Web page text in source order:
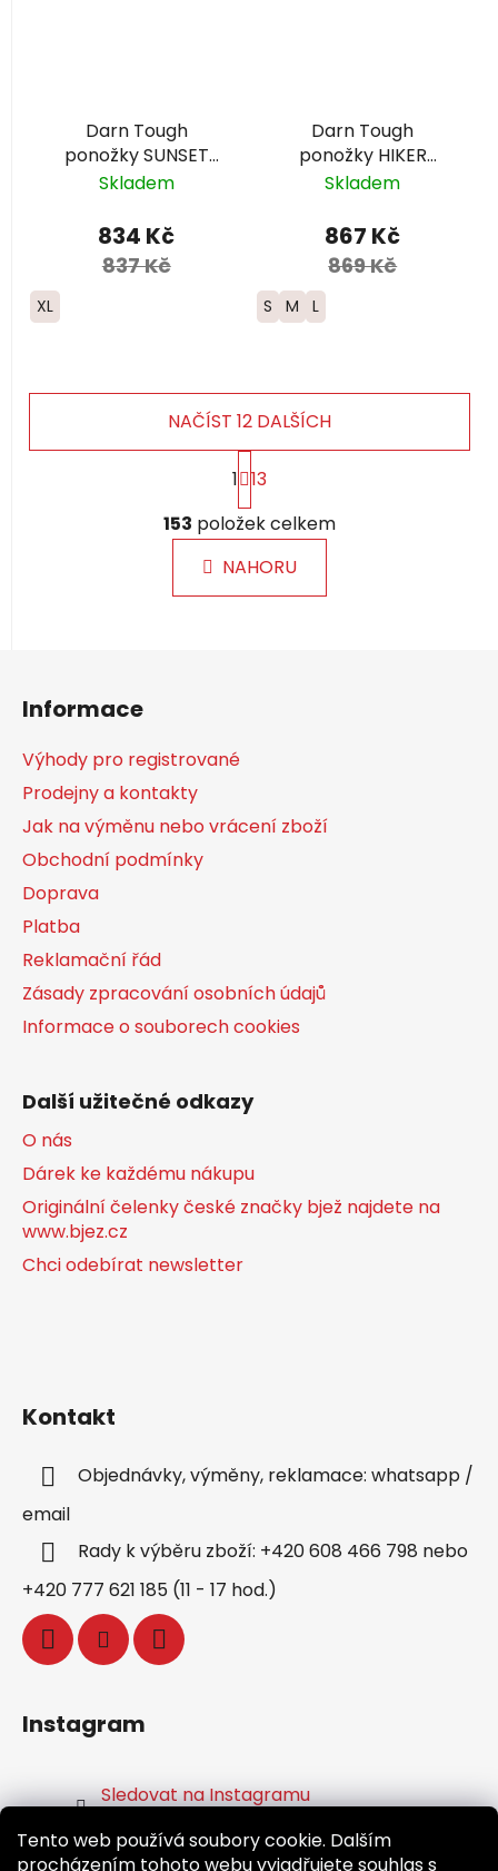
Tento web používá soubory cookie. Dalším
procházením tohoto webu vyjadřujete souhlas s
Darn Tough
ponožky SUNSET
HIKER MICRO CREW
- pánské - černé/
šedé
Skladem
834 Kč
837 Kč
XL
Darn Tough
ponožky HIKER
MICRO CREW
dámské -
modrozelené
Skladem
867 Kč
869 Kč
S M L
O
v
l
á
d
v
NAČÍST 12 DALŠÍCH
S
t
r
á
n
k
1 13
153 položek celkem
NAHORU
Informace
Výhody pro registrované
Prodejny a kontakty
Jak na výměnu nebo vrácení zboží
Obchodní podmínky
Doprava
Platba
Reklamační řád
Zásady zpracování osobních údajů
Informace o souborech cookies
Další užitečné odkazy
O nás
Dárek ke každému nákupu
Originální čelenky české značky bjež najdete na
www.bjez.cz
Chci odebírat newsletter
Kontakt
Objednávky, výměny, reklamace: whatsapp /
email
Rady k výběru zboží: +420 608 466 798 nebo
+420 777 621 185 (11 - 17 hod.)
Instagram
Sledovat na Instagramu